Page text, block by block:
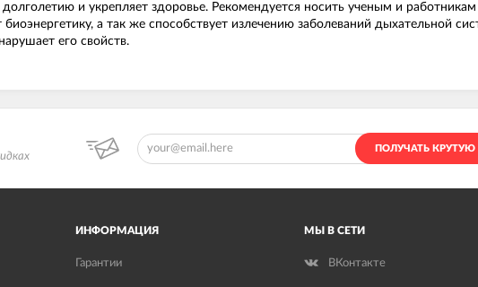
и укрепляет здоровье. Рекомендуется носить ученым и
а так же способствует излечению заболеваний дыхательной
его свойств.
ПОЛУЧАТЬ КРУТУЮ
ИНФОРМАЦИЯ
Гарантии
МЫ В СЕТИ
ВКонтакте